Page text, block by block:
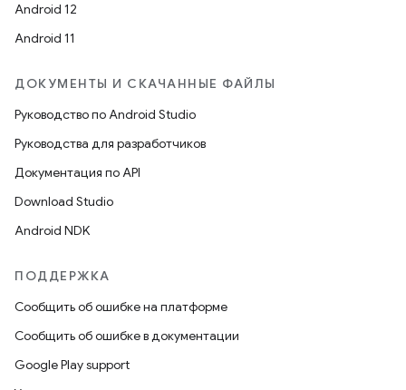
Android 12
Android 11
ДОКУМЕНТЫ И СКАЧАННЫЕ ФАЙЛЫ
Руководство по Android Studio
Руководства для разработчиков
Документация по API
Download Studio
Android NDK
ПОДДЕРЖКА
Сообщить об ошибке на платформе
Сообщить об ошибке в документации
Google Play support